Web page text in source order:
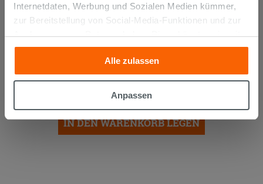
Internetdaten, Werbung und Sozialen Medien kümmer,
zur Bereitstellung von Social-Media-Funktionen und zur
Analyse unseres Datenverkehrs. Diese könnten sie mit
anderen Informationen, die Sie ihnen geliefert haben oder
die sie aufgrund Ihrer Verwendung ihrer Dienste
gesammelt haben, kombinieren. Falls Sie mehr wissen
möchten oder Ihre Zustimmung zu allen oder einigen
Zustimmung kann durch Klicken auf die Schaltfläche
„Cookies akzeptieren“ gegeben werden. Wenn Sie auf
Alle zulassen
Anpassen
PLATZSPAREND
WASCHTISCH AUS POLYPROPYLEN
WEISS
/STK.
IN DEN WARENKORB LEGEN